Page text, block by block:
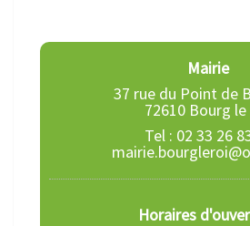
Mairie
37 rue du Point de
72610 Bourg le
Tel : 02 33 26
Horaires